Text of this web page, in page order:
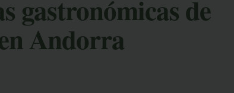
gastronómicas de
Andorra